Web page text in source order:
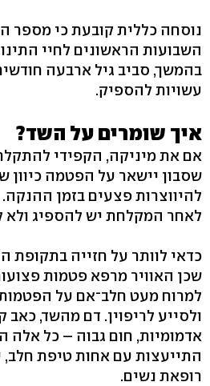
נוסחה כללית קובעת כי מספר
השבועות הראשונים לחיי
בהמשך, סביב גיל ארבעה
עשויות להספיק.
איך שומרים על השד?
אם את מיניקה, הקפידי להתקלח
שסבון יישאר על הפטמה כיוון
להיווצרות פצעים בזמן
לאחר המקלחת יש להספיג
כדאי לוותר על חזייה בתקופת
שכן האוויר מרפא פטמות
למרוח מעט חלב־אם על
ולסייע לריפוין. דם מהשד,
אדמומיות, חום גבוה – כל אלה
התייעצות עם אחות טיפת
רופאת נשים.